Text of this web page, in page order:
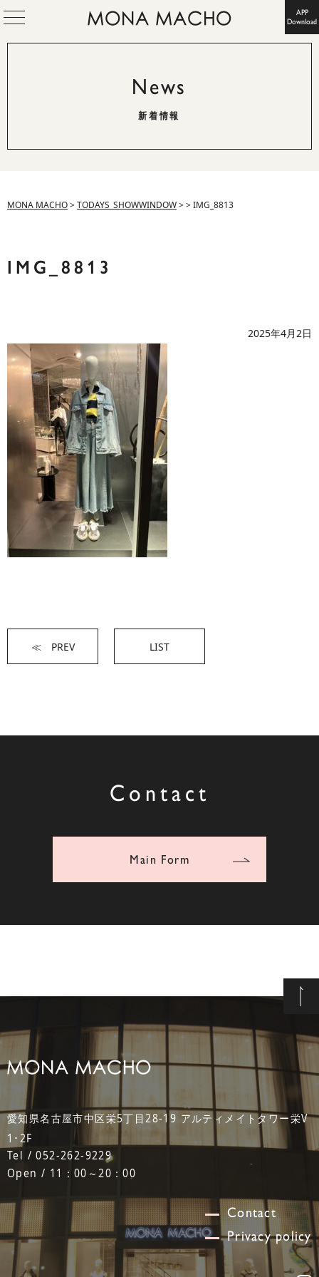
APP
Download
News
新着情報
MONA MACHO>TODAYS_SHOWWINDOW>>IMG_8813
IMG_8813
2025年4月2日
≪ PREV LIST
Contact
Main Form
愛知県名古屋市中区栄5丁目28-19 アルティメイトタワー栄V
1･2F
Tel / 052-262-9229
Open / 11：00～20：00
Contact
Privacy policy